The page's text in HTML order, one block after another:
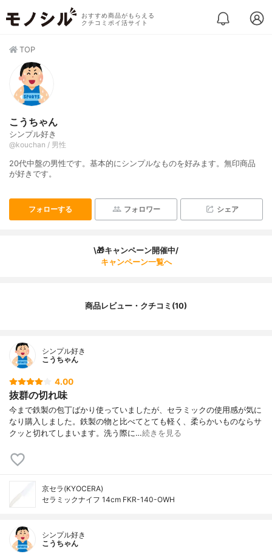
おすすめ商品がもらえる
クチコミポイ活サイト
TOP
こうちゃん
シンプル好き
@kouchan / 男性
20代中盤の男性です。基本的にシンプルなものを好みます。無印商品
が好きです。
フォローする フォロワー シェア
\🎁キャンペーン開催中/
キャンペーン一覧へ
商品レビュー・クチコミ(10)
シンプル好き
こうちゃん
4.00
抜群の切れ味
今まで鉄製の包丁ばかり使っていましたが、セラミックの使用感が気に
なり購入しました。鉄製の物と比べてとても軽く、柔らかいものならサ
クッと切れてしまいます。洗う際に…続きを見る
京セラ(KYOCERA)
セラミックナイフ 14cm FKR-140-OWH
シンプル好き
こうちゃん